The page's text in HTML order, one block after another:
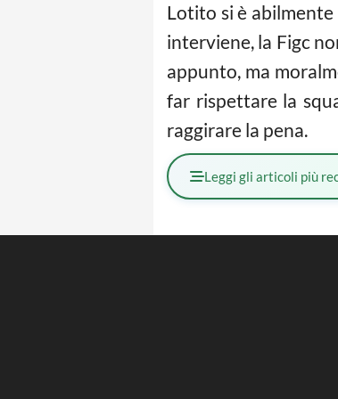
Lotito si è abilmente
interviene, la Figc
appunto, ma
far rispettare la
raggirare la pena.
Leggi gli articoli più